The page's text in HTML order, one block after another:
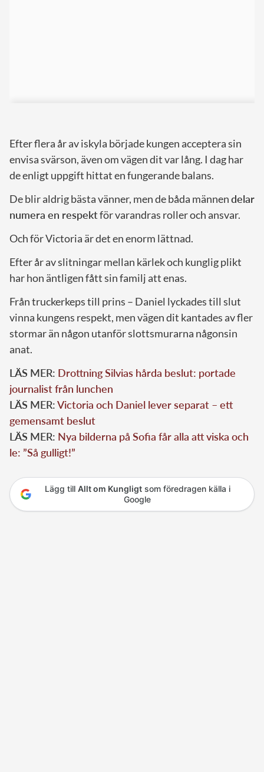
Efter flera år av iskyla började kungen acceptera sin
envisa svärson, även om vägen dit var lång. I dag har
de enligt uppgift hittat en fungerande balans.
De blir aldrig bästa vänner, men de båda männendelar
numera en respektför varandras roller och ansvar.
Och för Victoria är det en enorm lättnad.
Efter år av slitningar mellan kärlek och kunglig plikt
har hon äntligen fått sin familj att enas.
Från truckerkeps till prins – Daniel lyckades till slut
vinna kungens respekt, men vägen dit kantades av fler
stormar än någon utanför slottsmurarna någonsin
anat.
LÄS MER: Drottning Silvias hårda beslut: portade
journalist från lunchen
LÄS MER:Victoria och Daniel lever separat – ett
gemensamt beslut
LÄS MER: Nya bilderna på Sofia får alla att viska och
le: ”Så gulligt!”
Lägg till Allt om Kungligtsom föredragen källa i
Google